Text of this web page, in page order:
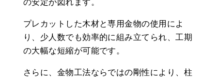
の安定が図れます。
プレカットした木材と専用金物の使用によ
り、少人数でも効率的に組み立てられ、工期
の大幅な短縮が可能です。
さらに、金物工法ならではの剛性により、柱